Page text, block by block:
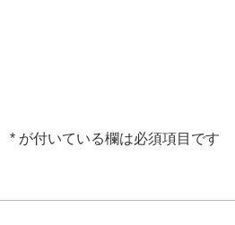
* が付いている欄は必須項目です